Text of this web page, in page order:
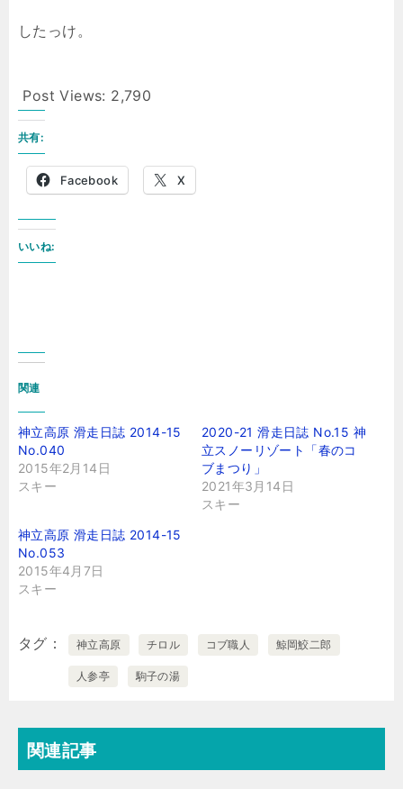
したっけ。
Post Views: 2,790
共有:
Facebook X
いいね:
関連
神立高原 滑走日誌 2014-15
No.040
2015年2月14日
スキー
2020-21 滑走日誌 No.15 神
立スノーリゾート「春のコ
ブまつり」
2021年3月14日
スキー
神立高原 滑走日誌 2014-15
No.053
2015年4月7日
スキー
タグ 神立高原 チロル コブ職人 鯨岡鮫二郎
人参亭 駒子の湯
関連記事